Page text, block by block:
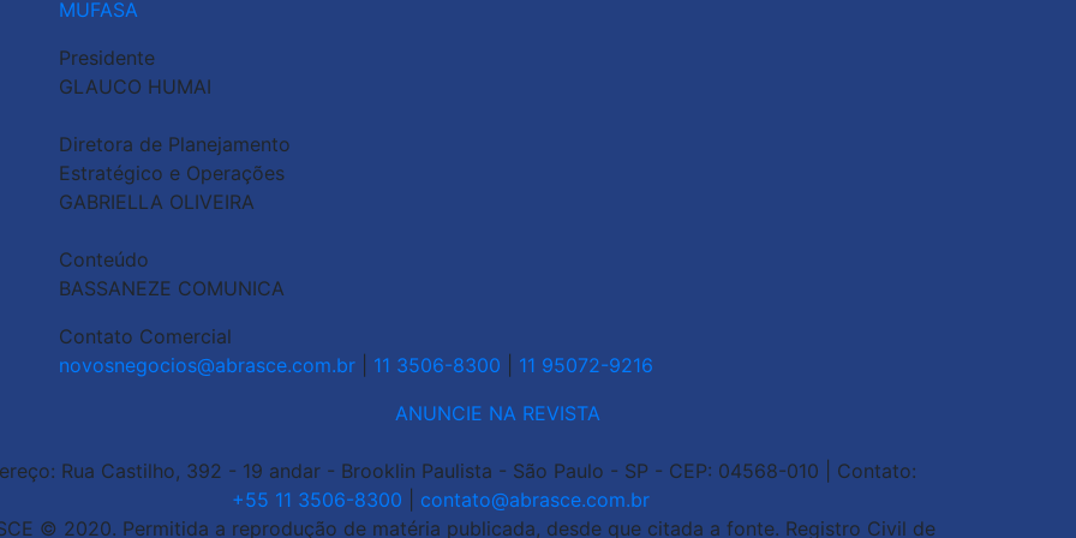
MUFASA
Presidente
GLAUCO HUMAI
Diretora de Planejamento
Estratégico e Operações
GABRIELLA OLIVEIRA
Conteúdo
BASSANEZE COMUNICA
Contato Comercial
novosnegocios@abrasce.com.br
11 3506-8300
11 95072-9216
ANUNCIE NA REVISTA
Rua Castilho, 392 - 19 andar - Brooklin Paulista - São Paulo - SP - CEP: 04568-010 | Contato:
+55 11 3506-8300
contato@abrasce.com.br
© 2020. Permitida a reprodução de matéria publicada, desde que citada a fonte. Registro Civil de